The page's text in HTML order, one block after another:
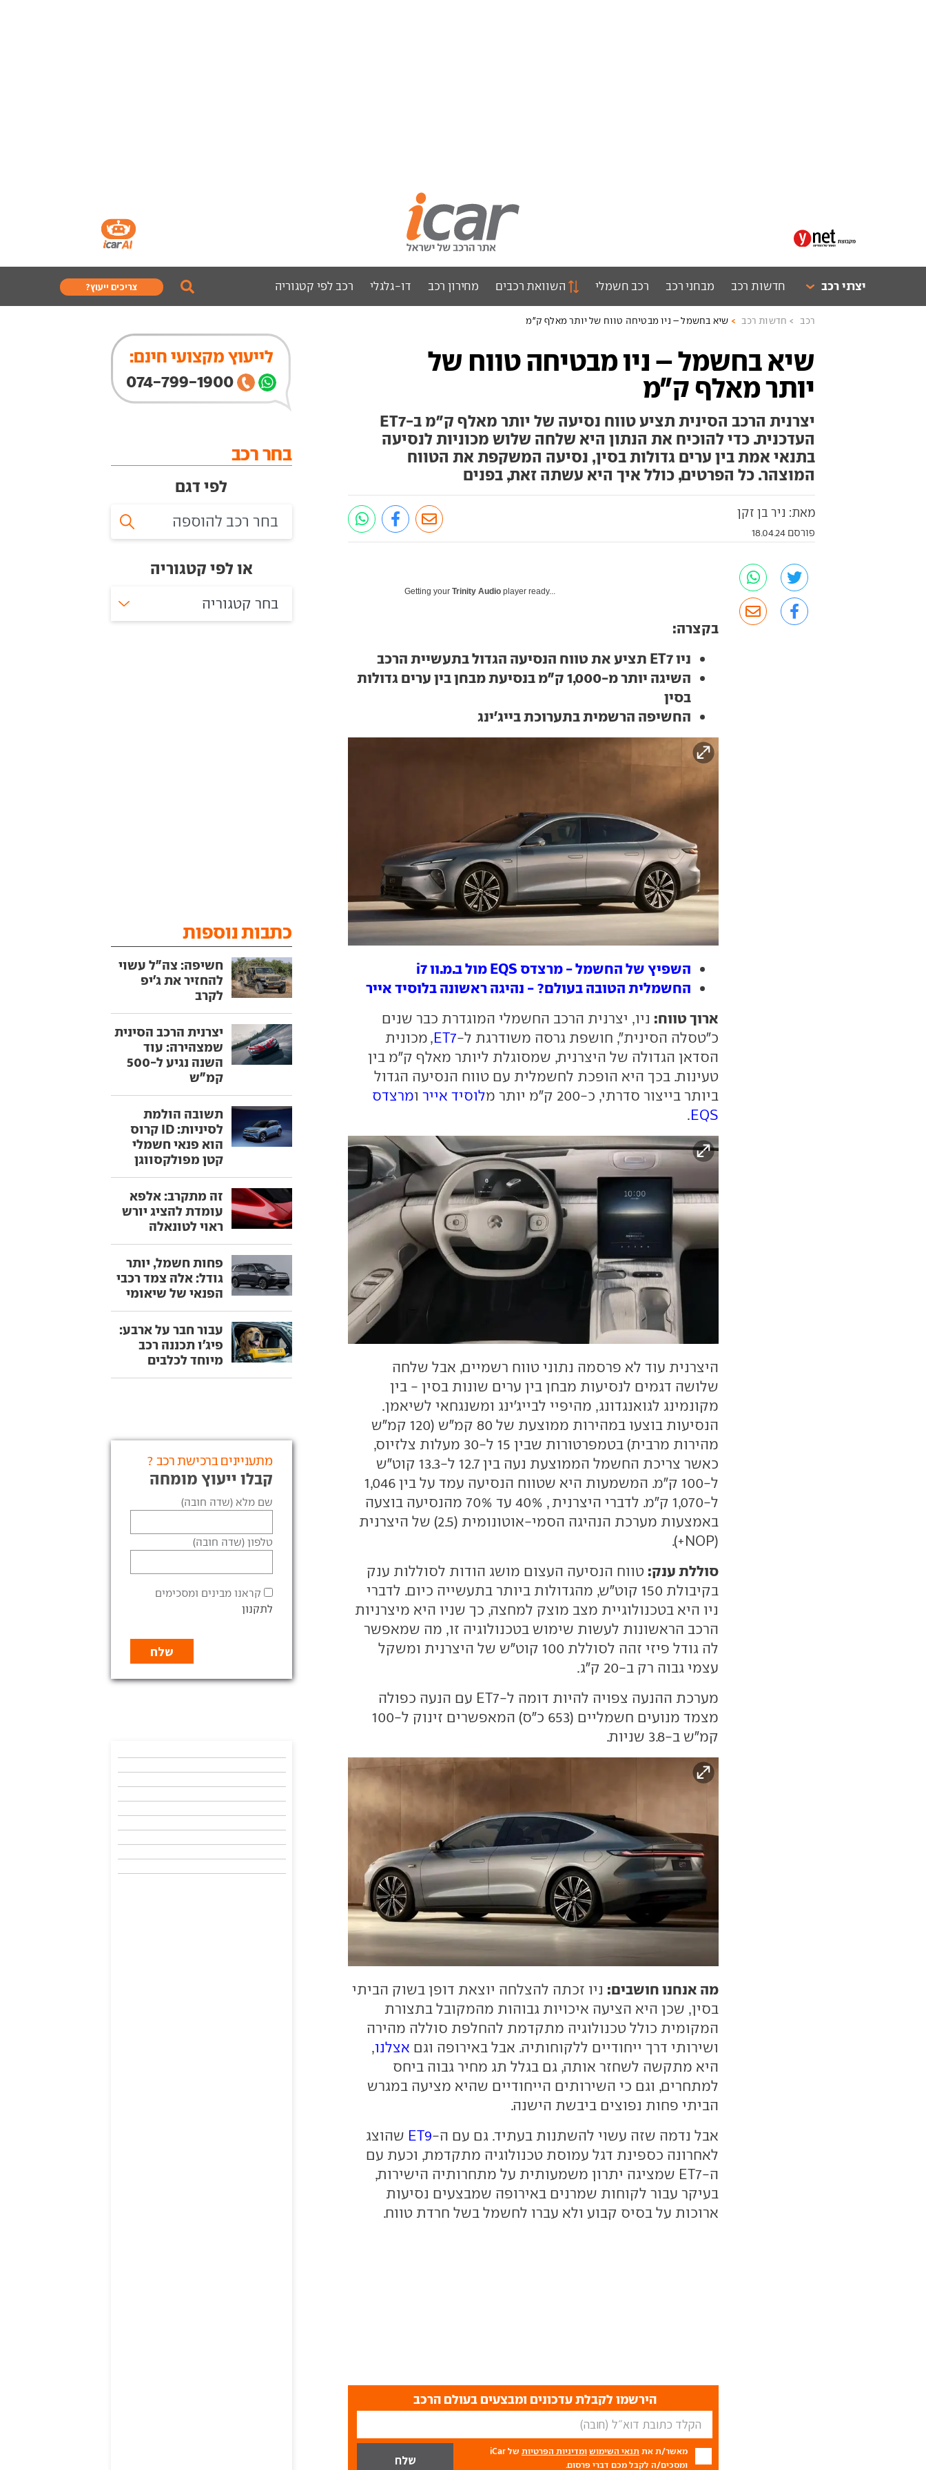
יצרני רכב חדשות רכב מבחני רכב רכב חשמלי השוואת רכבים מחירון רכב דו-גלגלי רכב לפי קטגוריה צריכים ייעוץ?
רכב חדשות רכב שיא בחשמל – ניו מבטיחה טווח של יותר מאלף ק"מ
שיא בחשמל – ניו מבטיחה טווח של
יותר מאלף ק"מ
יצרנית הרכב הסינית תציע טווח נסיעה של יותר מאלף ק"מ ב-ET7
העדכנית. כדי להוכיח את הנתון היא שלחה שלוש מכוניות לנסיעה
בתנאי אמת בין ערים גדולות בסין, נסיעה המשקפת את הטווח
המוצהר. כל הפרטים, כולל איך היא עשתה זאת, בפנים
מאת: ניר בן זקן
פורסם 18.04.24
Getting yourTrinity Audio player ready...
בקצרה:
ניו ET7 תציע את טווח הנסיעה הגדול בתעשיית הרכב
השיגה יותר מ-1,000 ק"מ בנסיעת מבחן בין ערים גדולות
בסין
החשיפה הרשמית בתערוכת בייג'ינג
השפיץ של החשמל - מרצדס EQS מול ב.מ.וו i7
החשמלית הטובה בעולם? - נהיגה ראשונה בלוסיד אייר
ארוך טווח: ניו, יצרנית הרכב החשמלי המוגדרת כבר שנים
כ"טסלה הסינית", חושפת גרסה משודרגת ל-ET7, מכונית
הסדאן הגדולה של היצרנית, שמסוגלת ליותר מאלף ק"מ בין
טעינות. בכך היא הופכת לחשמלית עם טווח הנסיעה הגדול
ביותר בייצור סדרתי, כ-200 ק"מ יותר מ
לוסיד אייר ומרצדס
EQS
.
היצרנית עוד לא פרסמה נתוני טווח רשמיים, אבל שלחה
שלושה דגמים לנסיעות מבחן בין ערים שונות בסין - בין
מקונמינג לגואנגדונג, מהיפיי לבייג'ינג ומשנגחאי לשיאמן.
הנסיעות בוצעו במהירות ממוצעת של 80 קמ"ש (120 קמ"ש
מהירות מרבית) בטמפרטורות שבין 15 ל-30 מעלות צלזיוס,
כאשר צריכת החשמל הממוצעת נעה בין 12.7 ל-13.3 קוט"ש
ל-100 ק"מ. המשמעות היא שטווח הנסיעה עמד על בין 1,046
ל-1,070 ק"מ. לדברי היצרנית , 40% עד 70% מהנסיעה בוצעה
באמצעות מערכת הנהיגה הסמי-אוטונומית (2.5) של היצרנית
(NOP+).
סוללת ענק: טווח הנסיעה העצום מושג הודות לסוללות ענק
בקיבולת 150 קוט"ש, מהגדולות ביותר בתעשייה כיום. לדברי
ניו היא בטכנולוגיית מצב מוצק למחצה, כך שניו היא מיצרניות
הרכב הראשונות לעשות שימוש בטכנולוגיה זו, מה שמאפשר
לה גודל פיזי זהה לסוללת 100 קוט"ש של היצרנית ומשקל
עצמי גבוה רק ב-20 ק"ג.
מערכת ההנעה צפויה להיות דומה ל-ET7 עם הנעה כפולה
מצמד מנועים חשמליים (653 כ"ס) המאפשרים זינוק ל-100
קמ"ש ב-3.8 שניות.
מה אנחנו חושבים: ניו זכתה להצלחה יוצאת דופן בשוק הביתי
בסין, שכן היא הציעה איכויות גבוהות מהמקובל בתצורת
המקומית כולל טכנולוגיה מתקדמת להחלפת סוללה מהירה
ושירותי דרך ייחודיים ללקוחותיה. אבל באירופה וגם אצלנו,
היא מתקשה לשחזר אותה, גם בגלל תג מחיר גבוה ביחס
למתחרים, וגם כי השירותים הייחודיים שהיא מציעה במגרש
הביתי פחות נפוצים ביבשת הישנה.
אבל נדמה שזה עשוי להשתנות בעתיד. גם עם ה-ET9 שהוצג
לאחרונה כספינת דגל עמוסת טכנולוגיה מתקדמת, וכעת עם
ה-ET7 שמציגה יתרון משמעותית על מתחרותיה הישירות,
בעיקר עבור לקוחות שמרנים באירופה שמבצעים נסיעות
ארוכות על בסיס קבוע ולא עברו לחשמל בשל חרדת טווח.
הירשמו לקבלת עדכונים ומבצעים בעולם הרכב
מאשר/ת את תנאי השימוש ומדיניות הפרטיות
של iCar
ומסכים/ה לקבל מכם דברי פרסום.
לייעוץ מקצועי חינם:
074-799-1900
בחר רכב
לפי דגם
או לפי קטגוריה
בחר קטגוריה
כתבות נוספות
חשיפה: צה"ל עשוי
להחזיר את ג'יפ
לקרב
יצרנית הרכב הסינית
שמצהירה: עוד
השנה נגיע ל-500
קמ"ש
תשובה הולמת
לסיניות: ID קרוס
הוא פנאי חשמלי
קטן מפולקסווגן
זה מתקרב: אלפא
עומדת להציג יורש
ראוי לטונאלה
פחות חשמל, יותר
גודל: אלה צמד רכבי
הפנאי של שיאומי
עבור חבר על ארבע:
פיג'ו תכננה רכב
מיוחד לכלבים
מתעניינים ברכישת רכב ?
קבלו ייעוץ מומחה
שם מלא (שדה חובה)
טלפון (שדה חובה)
קראנו מבינים ומסכימים
לתקנון